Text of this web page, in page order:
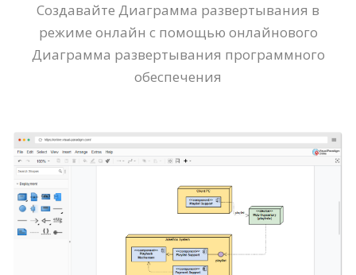
Создавайте Диаграмма развертывания в
режиме онлайн с помощью онлайнового
Диаграмма развертывания программного
обеспечения